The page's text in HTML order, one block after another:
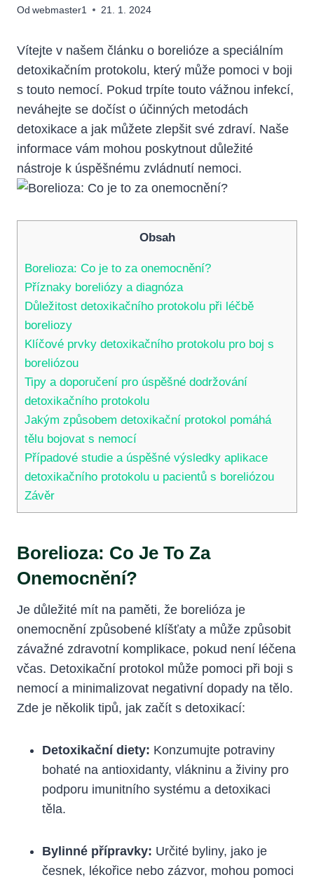
Od webmaster1 21. 1. 2024
Vítejte v našem článku o borelióze‍ a speciálním
detoxikačním protokolu, který může pomoci v boji
s‌ touto nemocí. Pokud ⁣trpíte⁣ touto vážnou infekcí,
neváhejte se dočíst o ⁣účinných metodách
detoxikace a ⁢jak můžete zlepšit své zdraví. ⁤Naše
informace vám mohou poskytnout důležité
nástroje k úspěšnému zvládnutí nemoci.
Obsah
Borelioza: Co⁣ je⁣ to ​za onemocnění?
Příznaky boreliózy a diagnóza
Důležitost detoxikačního protokolu‌ při​ léčbě
boreliozy
Klíčové ⁤prvky detoxikačního protokolu pro boj s
boreliózou
Tipy a ‍doporučení pro úspěšné dodržování
⁢detoxikačního protokolu
Jakým způsobem detoxikační protokol pomáhá
⁤tělu bojovat s nemocí
Případové studie a úspěšné ⁤výsledky ‌aplikace
‌detoxikačního protokolu u‌ pacientů s boreliózou
Závěr
Borelioza: Co⁣ Je⁣ To ​za
Onemocnění?
Je důležité mít na paměti, že borelióza ‍je
onemocnění způsobené klíšťaty a může ⁣způsobit
závažné zdravotní⁣ komplikace, pokud není léčena‍
včas. Detoxikační protokol může pomoci při boji s
nemocí a minimalizovat negativní dopady na tělo.
Zde⁣ je několik ⁣tipů, jak začít s detoxikací:
Detoxikační diety: Konzumujte potraviny
bohaté na ‍antioxidanty, vlákninu a živiny ⁤pro
podporu imunitního ⁤systému a detoxikaci
těla.
Bylinné přípravky: Určité byliny, jako je
česnek, lékořice⁤ nebo zázvor, mohou ⁢pomoci